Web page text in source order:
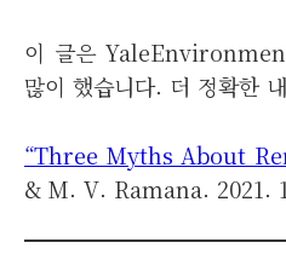
이 글은
많이 했습니다. 더 정확한
“Three Myths About
& M. V. Ramana. 2021.